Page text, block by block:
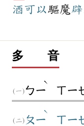
酒 可以驅魔
多 音
ㄅㄧ
ˋ
ㄒㄧ
ㄆㄧ
ˋ
ㄒㄧ